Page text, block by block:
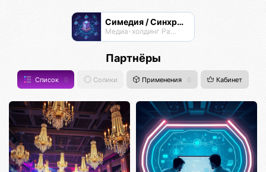
Симедия / Синхрон Медиа
Медиа-холдинг Радианта
Партнёры
Список 0 Солики Применения 0 Кабинет